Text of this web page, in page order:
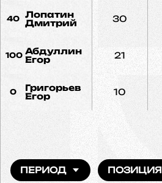
40
Лопатин
Дмитрий
30
100 Абдуллин
Егор
21
0
Григорьев
Егор
10
ПЕРИОД ПОЗИЦИЯ